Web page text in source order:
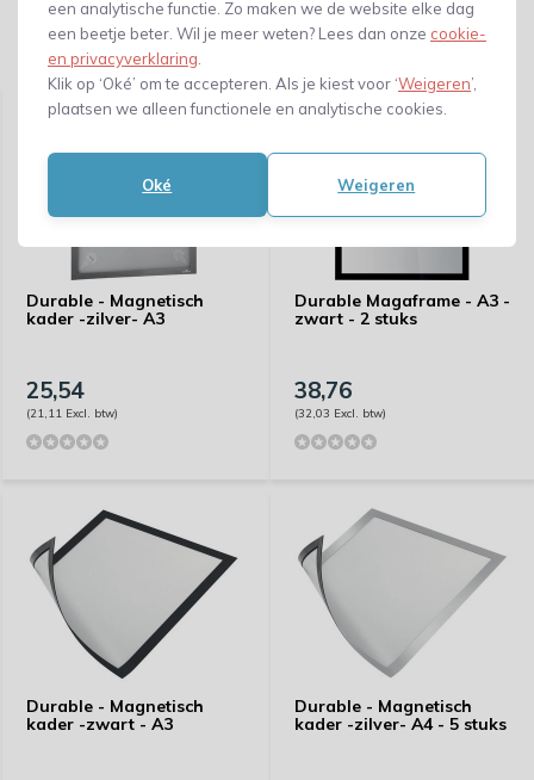
een analytische functie. Zo maken we de website elke dag
een beetje beter. Wil je meer weten? Lees dan onze cookie-
en privacyverklaring
Klik op ‘Oké’ om te accepteren. Als je kiest voor ‘Weigeren’,
plaatsen we alleen functionele en analytische cookies.
Oké Weigeren
Gerelateerde producten
Durable - Magnetisch
kader -zilver- A3
25,54
(21,11 Excl. btw)
Durable Magaframe - A3 -
zwart - 2 stuks
38,76
(32,03 Excl. btw)
Durable - Magnetisch
kader -zwart - A3
Durable - Magnetisch
kader -zilver- A4 - 5 stuks